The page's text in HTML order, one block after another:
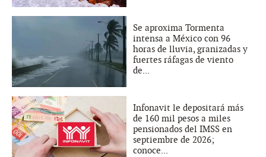
Se aproxima Tormenta
intensa a México con 96
horas de lluvia, granizadas y
fuertes ráfagas de viento
de...
Infonavit le depositará más
de 160 mil pesos a miles
pensionados del IMSS en
septiembre de 2026;
conoce...